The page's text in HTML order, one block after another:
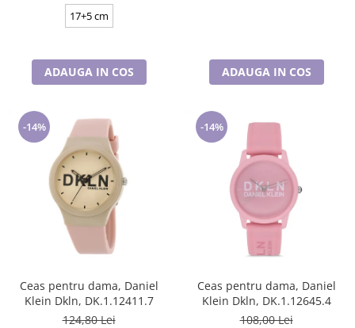
17+5 cm
ADAUGA IN COS ADAUGA IN COS
-14%
Ceas pentru dama, Daniel
Klein Dkln, DK.1.12411.7
124,80 Lei
-14%
Ceas pentru dama, Daniel
Klein Dkln, DK.1.12645.4
108,00 Lei